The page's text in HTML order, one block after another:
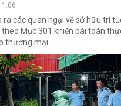
ra các quan ngại về sở hữu trí
theo Mục 301 khiến bài toán
thương mại.